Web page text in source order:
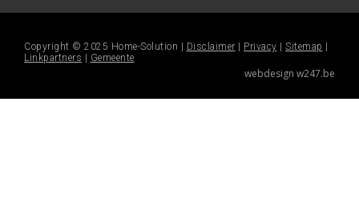
Copyright © 2025 Home-Solution | Disclaimer Privacy Sitemap
Linkpartners
Gemeente
webdesign w247.be